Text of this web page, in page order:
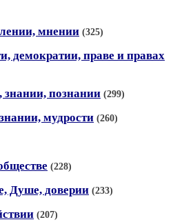
мнении (325)
демократии, праве и правах
знании, познании (299)
мудрости (260)
(228)
Душе, доверии (233)
(207)